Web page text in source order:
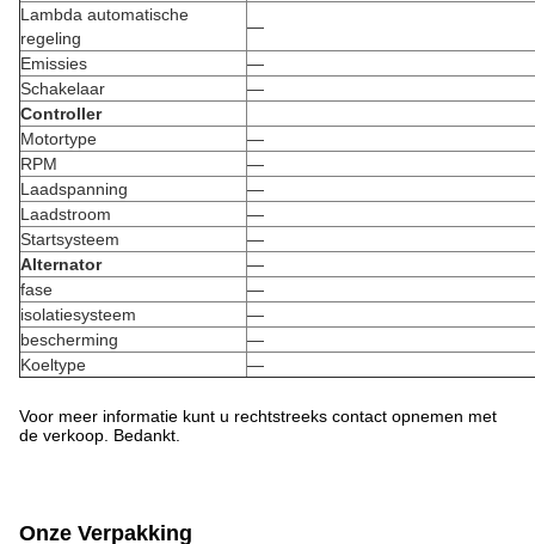
Lambda automatische
regeling
—
Emissies
—
Schakelaar
—
Controller
Motortype
—
RPM
—
Laadspanning
—
Laadstroom
—
Startsysteem
—
Alternator
—
fase
—
isolatiesysteem
—
bescherming
—
Koeltype
—
Voor meer informatie kunt u rechtstreeks contact opnemen met
de verkoop. Bedankt.
Onze Verpakking